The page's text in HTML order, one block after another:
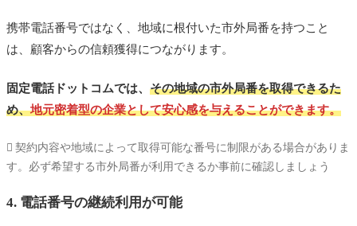
携帯電話番号ではなく、地域に根付いた市外局番を持つこと
は、顧客からの信頼獲得につながります。
固定電話ドットコムでは、 その地域の市外局番を取得できるた
め、地元密着型の企業として安心感を与えることができます。
契約内容や地域によって取得可能な番号に制限がある場合がありま
す。必ず希望する市外局番が利用できるか事前に確認しましょう
4. 電話番号の継続利用が可能